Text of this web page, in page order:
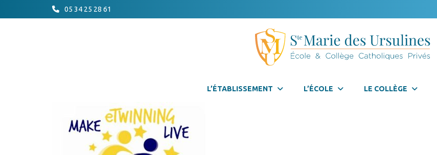
05 34 25 28 61
L’ÉTABLISSEMENT L’ÉCOLE LE COLLÈGE